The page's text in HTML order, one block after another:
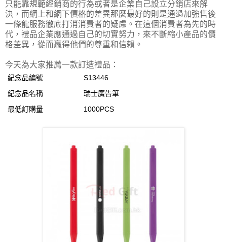
只能靠規範經銷商的行為或者是企業自己設立分銷店來解
決，而網上和網下價格的差異那麼最好的則是通過加強售後
一條龍服務徹底打消消費者的疑慮。在這個消費者為先的時
代，禮品企業應通過自己的切實努力，來不斷縮小產品的價
格差異，從而贏得他們的尊重和信賴。
今天為大家推薦一款訂造禮品：
紀念品編號
S13446
紀念品名稱
瑞士廣告筆
最低訂購量
1000PCS